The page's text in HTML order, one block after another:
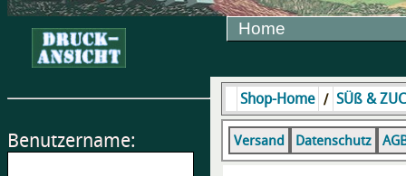
Home
Benutzername:
Shop-Home / SÜß &
Versand Datenschutz